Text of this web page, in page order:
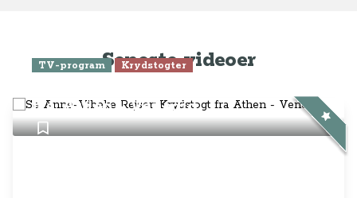
Seneste videoer
TV-program Krydstogter
fra Athen - Venedig